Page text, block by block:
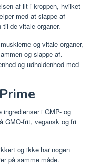
af ​​ilt i kroppen, hvilket
med at slappe af
til de vitale organer.
og vitale organer,
og slappe af.
og udholdenhed med
i GMP- og
GMO-frit, vegansk og fri
og ikke har nogen
på samme måde.